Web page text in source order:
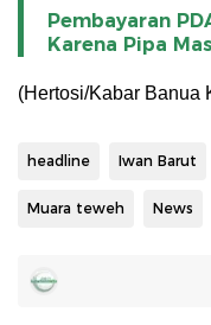
Pembayaran
Karena Pipa
(Hertosi/Kabar Banua
headline Iwan Barut
Muara teweh News